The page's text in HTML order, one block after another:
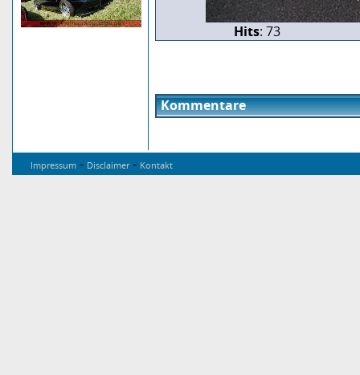
Hits: 73
Kommentare
Impressum - Disclaimer- Kontakt